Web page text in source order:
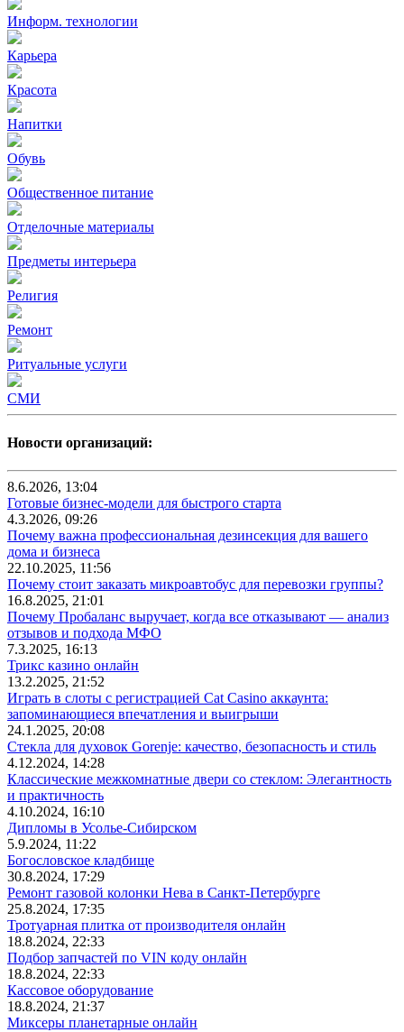
Информ. технологии
Карьера
Красота
Напитки
Обувь
Общественное питание
Отделочные материалы
Предметы интерьера
Религия
Ремонт
Ритуальные услуги
СМИ
Новости организаций:
8.6.2026, 13:04
Готовые бизнес-модели для быстрого старта
4.3.2026, 09:26
Почему важна профессиональная дезинсекция для вашего
дома и бизнеса
22.10.2025, 11:56
Почему стоит заказать микроавтобус для перевозки группы?
16.8.2025, 21:01
Почему Пробаланс выручает, когда все отказывают — анализ
отзывов и подхода МФО
7.3.2025, 16:13
Трикс казино онлайн
13.2.2025, 21:52
Играть в слоты с регистрацией Cat Casino аккаунта:
запоминающиеся впечатления и выигрыши
24.1.2025, 20:08
Стекла для духовок Gorenje: качество, безопасность и стиль
4.12.2024, 14:28
Классические межкомнатные двери со стеклом: Элегантность
и практичность
4.10.2024, 16:10
Дипломы в Усолье-Сибирском
5.9.2024, 11:22
Богословское кладбище
30.8.2024, 17:29
Ремонт газовой колонки Нева в Санкт-Петербурге
25.8.2024, 17:35
Тротуарная плитка от производителя онлайн
18.8.2024, 22:33
Подбор запчастей по VIN коду онлайн
18.8.2024, 22:33
Кассовое оборудование
18.8.2024, 21:37
Миксеры планетарные онлайн